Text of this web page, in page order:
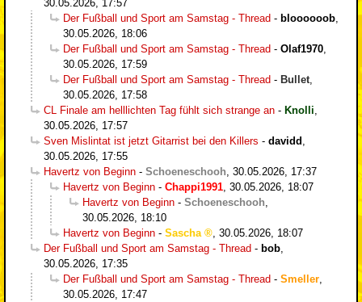
30.05.2026, 17:57
Der Fußball und Sport am Samstag - Thread - bloooooob
30.05.2026, 18:06
Der Fußball und Sport am Samstag - Thread - Olaf1970
30.05.2026, 17:59
Der Fußball und Sport am Samstag - Thread - Bullet
30.05.2026, 17:58
CL Finale am helllichten Tag fühlt sich strange an - Knolli
30.05.2026, 17:57
Sven Mislintat ist jetzt Gitarrist bei den Killers - davidd
30.05.2026, 17:55
Havertz von Beginn - Schoeneschooh 30.05.2026, 17:37
Havertz von Beginn - Chappi1991 30.05.2026, 18:07
Havertz von Beginn - Schoeneschooh
30.05.2026, 18:10
Havertz von Beginn - Sascha
30.05.2026, 18:07
Der Fußball und Sport am Samstag - Thread - bob
30.05.2026, 17:35
Der Fußball und Sport am Samstag - Thread - Smeller
30.05.2026, 17:47